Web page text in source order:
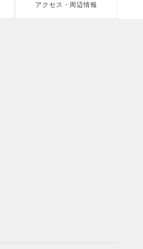
アクセス ・ 周辺情報